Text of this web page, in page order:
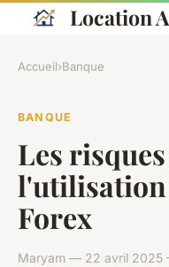
Location
Accueil›Banque
BANQUE
Les
Forex
Maryam — 22 avril 2025